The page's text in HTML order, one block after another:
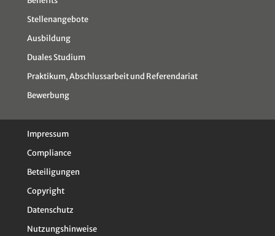
Stellenangebote
Ausbildung
Duales Studium
Praktikum, Abschlussarbeit und Referendariat
Bewerbung
Impressum
Compliance
Beteiligungen
Copyright
Datenschutz
Nutzungshinweise